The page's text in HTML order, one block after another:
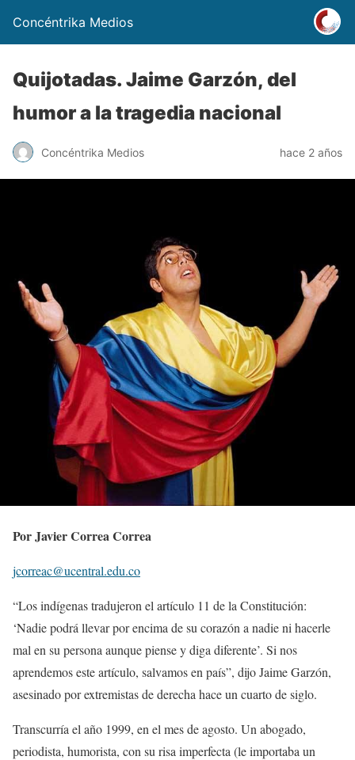
Concéntrika Medios
Quijotadas. Jaime Garzón, del
humor a la tragedia nacional
Concéntrika Medios hace 2 años
Por Javier Correa Correa
jcorreac@ucentral.edu.co
“Los indígenas tradujeron el artículo 11 de la Constitución:
‘Nadie podrá llevar por encima de su corazón a nadie ni hacerle
mal en su persona aunque piense y diga diferente’. Si nos
aprendemos este artículo, salvamos en país”, dijo Jaime Garzón,
asesinado por extremistas de derecha hace un cuarto de siglo.
Transcurría el año 1999, en el mes de agosto. Un abogado,
periodista, humorista, con su risa imperfecta (le importaba un